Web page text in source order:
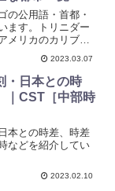
の公用語・首都・
ます。トリニダー
メリカのカリブ海
首都はポートオブ
ダード島とトバゴ
す。公用語は英語
2023.03.07
・日本との時
｜CST［中部時
本との時差、時差
などを紹介してい
2023.02.10